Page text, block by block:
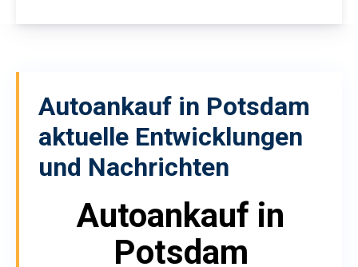
Autoankauf in Potsdam
aktuelle Entwicklungen
und Nachrichten
Autoankauf in
Potsdam